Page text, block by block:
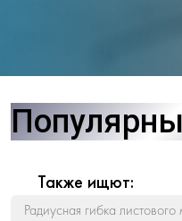
Также ищют:
Радиусная гибка листового